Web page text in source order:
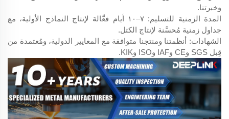
وخبرتنا.
المدة الزمنية للتسليم: ٧–١٠ أيام فعَّالة لإنتاج النماذج الأولية، مع
جداول زمنية مُحسَّنة لإنتاج الكتل.
الشهادات: أنظمتنا ومنتجنا متوافقة مع المعايير الدولية، ومُعتمدة من
قِبل SGS وCE وIAF وISO وKIK.